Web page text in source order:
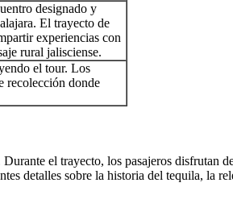
designado y
El trayecto de
experiencias con
rural jalisciense.
el tour. Los
recolección donde
el trayecto, los pasajeros disfrutan
detalles sobre la historia del tequila, la